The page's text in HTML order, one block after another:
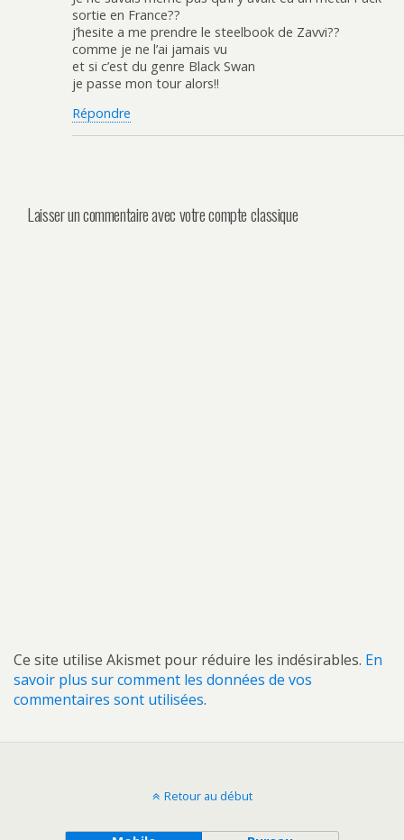
sortie en France??
j’hesite a me prendre le steelbook de Zavvi??
comme je ne l’ai jamais vu
et si c’est du genre Black Swan
je passe mon tour alors!!
Répondre
Laisser un commentaire avec votre compte classique
Ce site utilise Akismet pour réduire les indésirables. En
savoir plus sur comment les données de vos
commentaires sont utilisées.
Retour au début